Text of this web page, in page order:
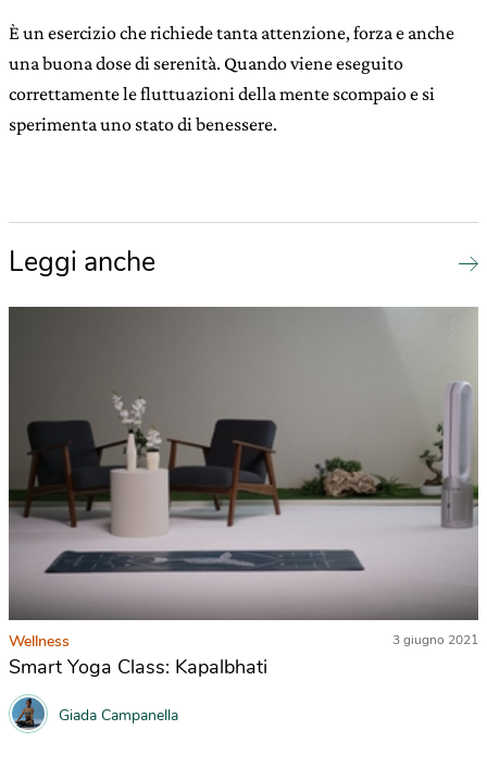
È un esercizio che richiede tanta attenzione, forza e anche
una buona dose di serenità. Quando viene eseguito
correttamente le fluttuazioni della mente scompaio e si
sperimenta uno stato di benessere.
Leggi anche
Wellness 3 giugno 2021
Smart Yoga Class: Kapalbhati
Giada Campanella